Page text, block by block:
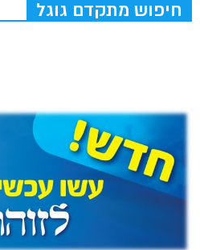
חיפוש מתקדם גוגל